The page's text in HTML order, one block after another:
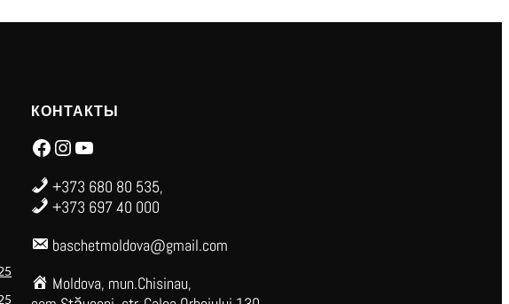
КОНТАКТЫ
Facebook Instagram YouTube
+373 680 80 535,
+373 697 40 000
baschetmoldova@gmail.com
Moldova, mun.Chisinau,